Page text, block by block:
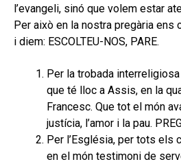
l’evangeli, sinó que volem estar
Per això en la nostra pregària ens
i diem: ESCOLTEU-NOS, PARE.
Per la trobada
que té lloc a Assis, en la
Francesc. Que tot el món
justícia, l’amor i la pau.
Per l’Església, per tots els
en el món testimoni de